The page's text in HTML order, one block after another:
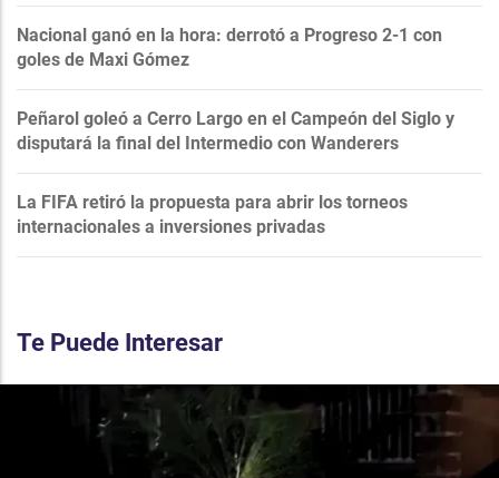
Nacional ganó en la hora: derrotó a Progreso 2-1 con
goles de Maxi Gómez
Peñarol goleó a Cerro Largo en el Campeón del Siglo y
disputará la final del Intermedio con Wanderers
La FIFA retiró la propuesta para abrir los torneos
internacionales a inversiones privadas
Te Puede Interesar